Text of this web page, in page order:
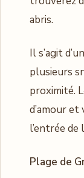
abris.
Il s’agit
plusieurs
proximité.
d’amour et
l’entrée de
Plage de